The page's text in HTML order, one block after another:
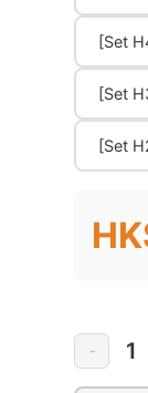
[Set
[Set
[Set
- 1